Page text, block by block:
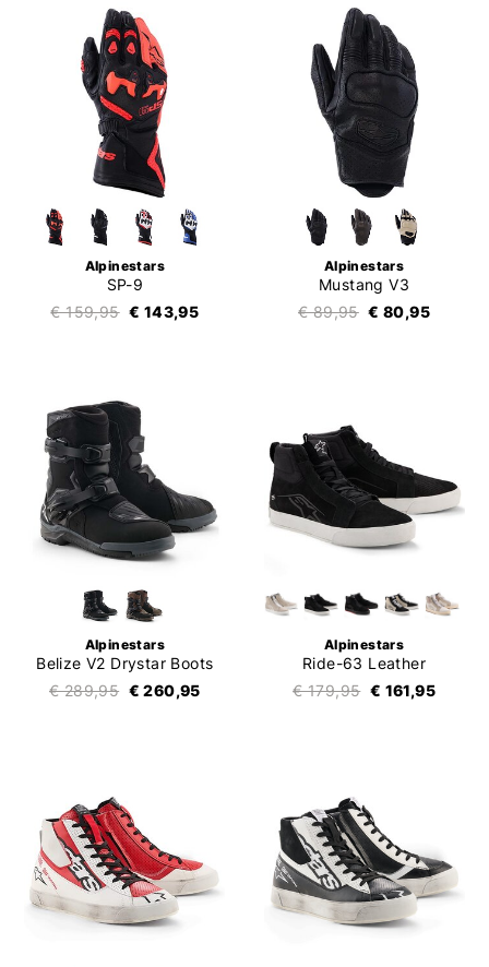
Alpinestars
SP-9
€ 159,95 € 143,95
Alpinestars
Mustang V3
€ 89,95 € 80,95
Alpinestars
Belize V2 Drystar Boots
€ 289,95 € 260,95
Alpinestars
Ride-63 Leather
€ 179,95 € 161,95